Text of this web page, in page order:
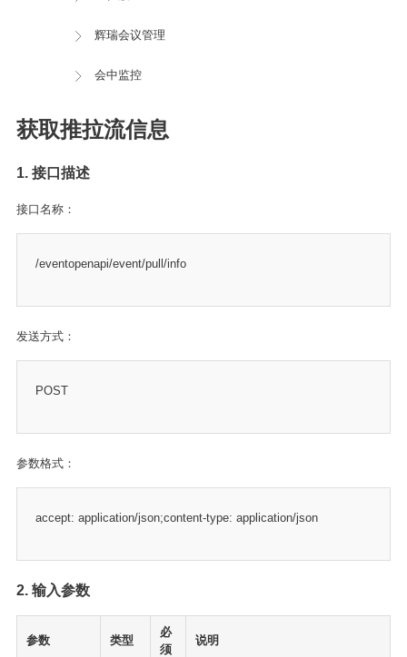
辉瑞会议管理
会中监控
获取推拉流信息
1. 接口描述
接口名称：
/eventopenapi/event/pull/info
发送方式：
POST
参数格式：
accept: application/json;content-type: application/json
2. 输入参数
参数 类型
必
须
说明